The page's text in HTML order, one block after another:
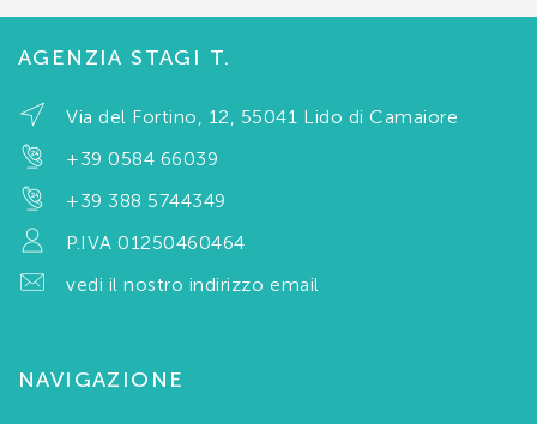
AGENZIA STAGI T.
Via del Fortino, 12, 55041 Lido di Camaiore
+39 0584 66039
+39 388 5744349
P.IVA 01250460464
vedi il nostro indirizzo email
NAVIGAZIONE